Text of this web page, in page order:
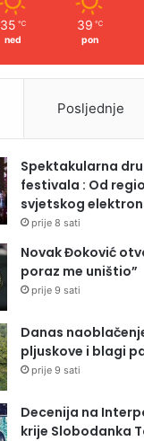
35 ℃
ned
39 ℃
pon
Posljednje
Spektakularna
festivala : Od
svjetskog
prije 8 sati
Novak Đoković
poraz me uništio”
prije 9 sati
Danas
pljuskove i blagi
prije 9 sati
Decenija na
krije Slobodanka